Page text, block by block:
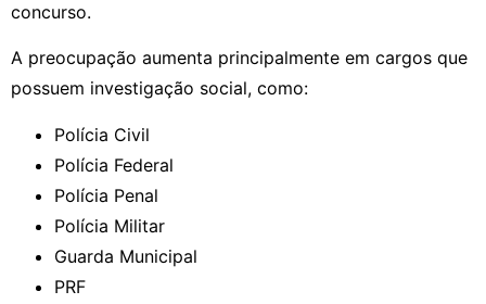
concurso.
A preocupação aumenta principalmente em cargos que
possuem investigação social, como:
Polícia Civil
Polícia Federal
Polícia Penal
Polícia Militar
Guarda Municipal
PRF